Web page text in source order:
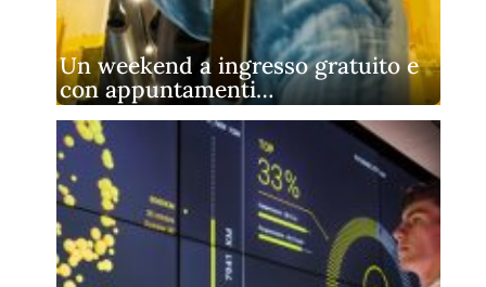
Un weekend a ingresso gratuito e
con appuntamenti…